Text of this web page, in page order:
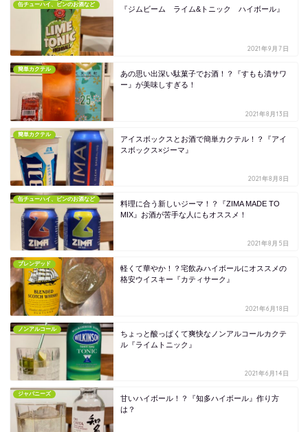
缶チューハイ、ビンのお酒など
『ジムビーム ライム&トニック ハイボール』
2021年9月7日
簡単カクテル
あの思い出深い駄菓子でお酒！？『すもも漬サワ
ー』が美味しすぎる！
2021年8月13日
簡単カクテル
アイスボックスとお酒で簡単カクテル！？『アイ
スボックス×ジーマ』
2021年8月8日
缶チューハイ、ビンのお酒など
料理に合う新しいジーマ！？『ZIMA MADE TO
MIX』お酒が苦手な人にもオススメ！
2021年8月5日
ブレンデッド
軽くて華やか！？宅飲みハイボールにオススメの
格安ウイスキー『カティサーク』
2021年6月18日
ノンアルコール
ちょっと酸っぱくて爽快なノンアルコールカクテ
ル『ライムトニック』
2021年6月14日
ジャパニーズ
甘いハイボール！？『知多ハイボール』作り方
は？